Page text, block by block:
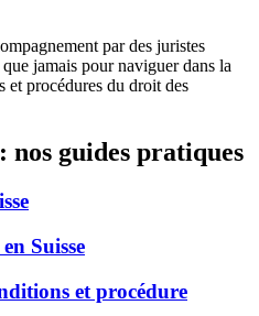
par des juristes
jamais pour naviguer dans la
et procédures du droit des
guides pratiques
Suisse
et procédure